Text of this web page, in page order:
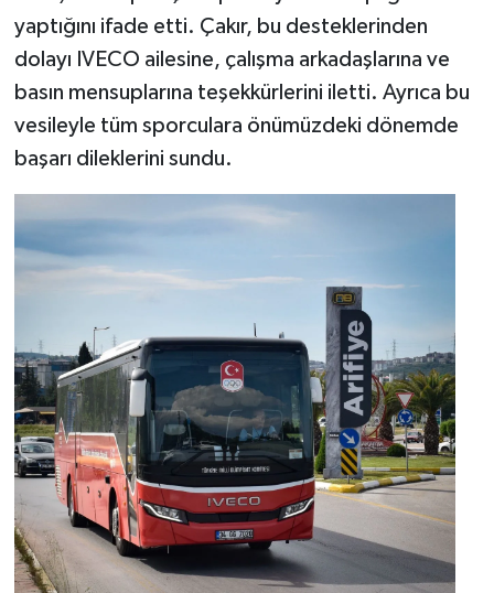
yaptığını ifade etti. Çakır, bu desteklerinden
dolayı IVECO ailesine, çalışma arkadaşlarına ve
basın mensuplarına teşekkürlerini iletti. Ayrıca bu
vesileyle tüm sporculara önümüzdeki dönemde
başarı dileklerini sundu.